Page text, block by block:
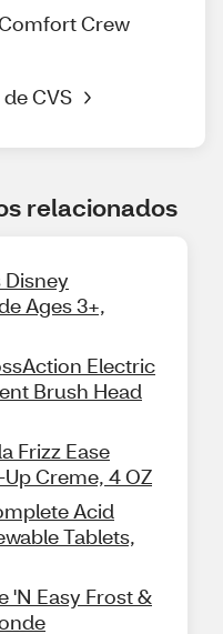
Crew
CVS
relacionados
Disney
Ages 3+,
Electric
Brush Head
Frizz Ease
Creme, 4 OZ
Acid
Tablets,
'N Easy Frost &